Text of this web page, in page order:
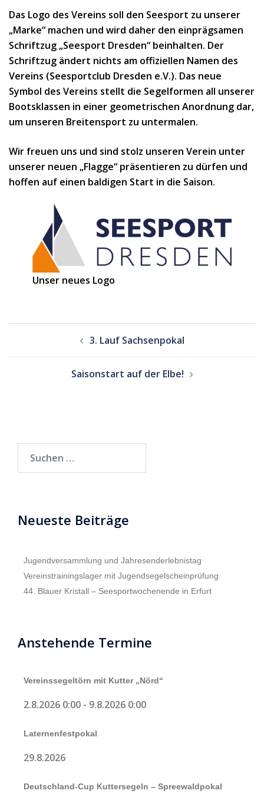
Das Logo des Vereins soll den Seesport zu unserer
„Marke“ machen und wird daher den einprägsamen
Schriftzug „Seesport Dresden“ beinhalten. Der
Schriftzug ändert nichts am offiziellen Namen des
Vereins (Seesportclub Dresden e.V.). Das neue
Symbol des Vereins stellt die Segelformen all unserer
Bootsklassen in einer geometrischen Anordnung dar,
um unseren Breitensport zu untermalen.
Wir freuen uns und sind stolz unseren Verein unter
unserer neuen „Flagge“ präsentieren zu dürfen und
hoffen auf einen baldigen Start in die Saison.
Unser neues Logo
Beitragsnavigation
3. Lauf Sachsenpokal
Saisonstart auf der Elbe!
nach:
Neueste Beiträge
Jugendversammlung und Jahresenderlebnistag
Vereinstrainingslager mit Jugendsegelscheinprüfung
44. Blauer Kristall – Seesportwochenende in Erfurt
Anstehende Termine
Vereinssegeltörn mit Kutter „Nörd“
2.8.2026 0:00 - 9.8.2026 0:00
Laternenfestpokal
29.8.2026
Deutschland-Cup Kuttersegeln – Spreewaldpokal